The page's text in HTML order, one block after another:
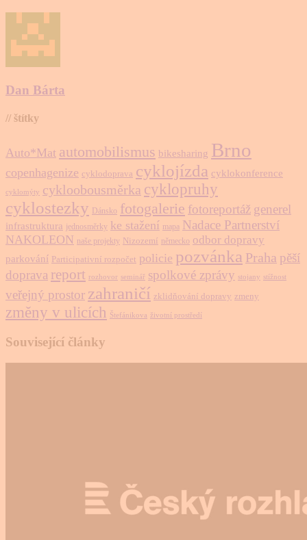
Dan Bárta
// štítky
Auto*Mat automobilismus bikesharing Brno
copenhagenize cyklodoprava cyklojízda cyklokonference
cyklomýty cykloobousměrka cyklopruhy
cyklostezky Dánsko fotogalerie fotoreportáž generel
infrastruktura jednosměrky ke stažení mapa Nadace Partnerství
NAKOLEON naše projekty Nizozemí německo odbor dopravy
parkování Participativní rozpočet policie pozvánka Praha pěší
doprava report rozhovor seminář spolkové zprávy stojany stížnost
veřejný prostor zahraničí zklidňování dopravy zmeny
změny v ulicích Štefánikova životní prostředí
Související články